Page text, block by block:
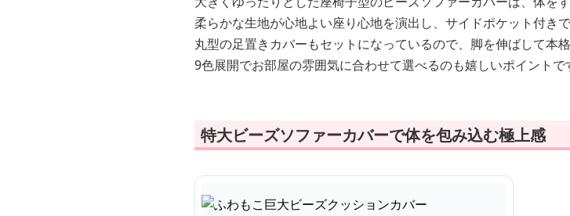
柔らかな生地が心地よい座り心地を演出し、サイドポケット付き
丸型の足置きカバーもセットになっているので、脚を伸ばして本
9色展開でお部屋の雰囲気に合わせて選べるのも嬉しいポイントで
特大ビーズソファーカバーで体を包み込む極上感